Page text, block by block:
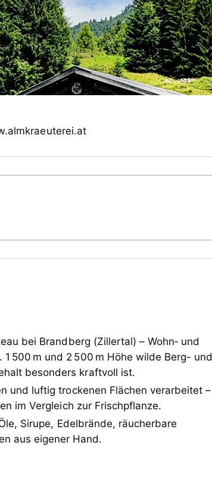
bei Brandberg (Zillertal) – Wohn‑ und
1 500 m und 2 500 m Höhe wilde Berg- und
besonders kraftvoll ist.
und luftig trockenen Flächen verarbeitet –
im Vergleich zur Frischpflanze.
Sirupe, Edelbrände, räucherbare
aus eigener Hand.